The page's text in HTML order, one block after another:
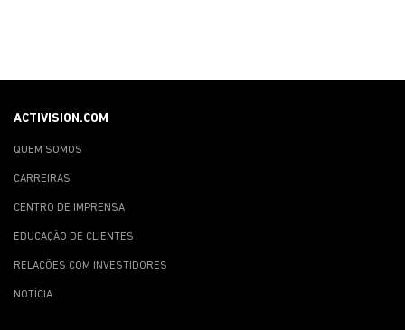
ACTIVISION.COM
QUEM SOMOS
CARREIRAS
CENTRO DE IMPRENSA
EDUCAÇÃO DE CLIENTES
RELAÇÕES COM INVESTIDORES
NOTÍCIA